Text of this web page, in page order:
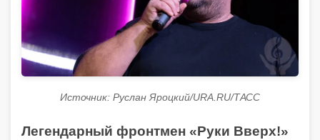
Источник: Руслан Яроцкий/URA.RU/ТАСС
Легендарный фронтмен «Руки Вверх!»